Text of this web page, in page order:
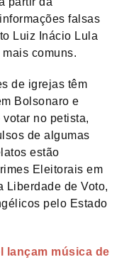
falsas
Luiz Inácio Lula
comuns.
de igrejas têm
Bolsonaro e
no petista,
de algumas
estão
Eleitorais em
Liberdade de Voto,
pelo Estado
lançam música de